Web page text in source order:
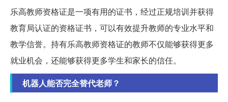
乐高教师资格证是一项有用的证书，经过正规培训并获得
教育局认证的资格证书，可以有效提升教师的专业水平和
教学信誉。持有乐高教师资格证的教师不仅能够获得更多
就业机会，还能够获得更多学生和家长的信任。
机器人能否完全替代老师？